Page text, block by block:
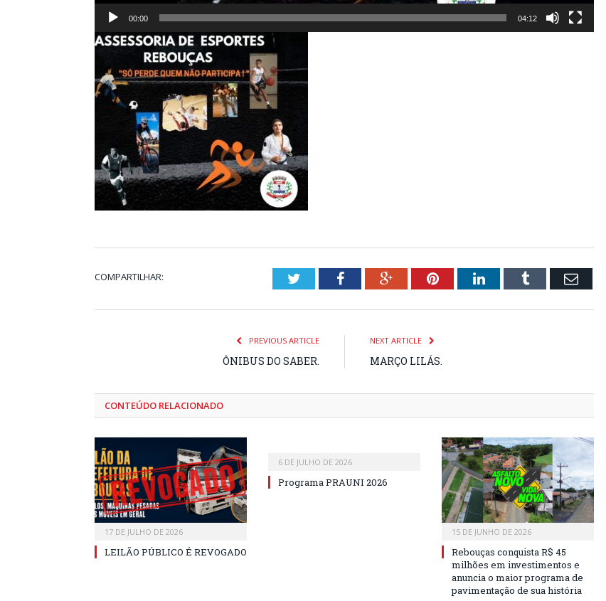
00:00 04:12
COMPARTILHAR: TwitterFacebookGoogle+PinterestLinkedInTumblr Email
PREVIOUS ARTICLE
ÔNIBUS DO SABER.
NEXT ARTICLE
MARÇO LILÁS.
CONTEÚDO RELACIONADO
17 DE JULHO DE 2026
LEILÃO PÚBLICO É REVOGADO
6 DE JULHO DE 2026
Programa PRAUNI 2026
15 DE JUNHO DE 2026
Rebouças conquista R$ 45
milhões em investimentos e
anuncia o maior programa de
pavimentação de sua história